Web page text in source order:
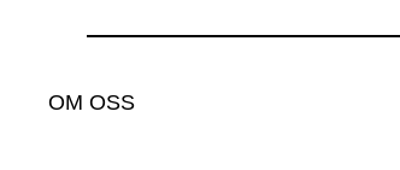
OM OSS